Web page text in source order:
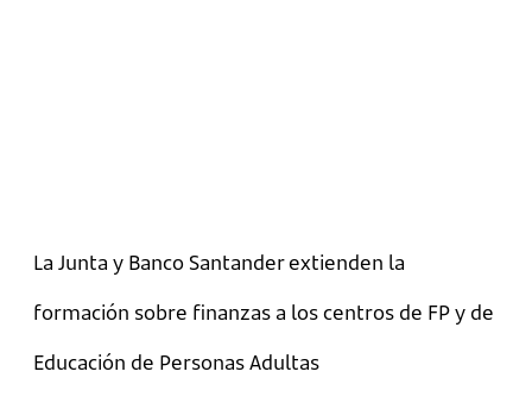
La Junta y Banco Santander extienden la
formación sobre finanzas a los centros de FP y de
Educación de Personas Adultas